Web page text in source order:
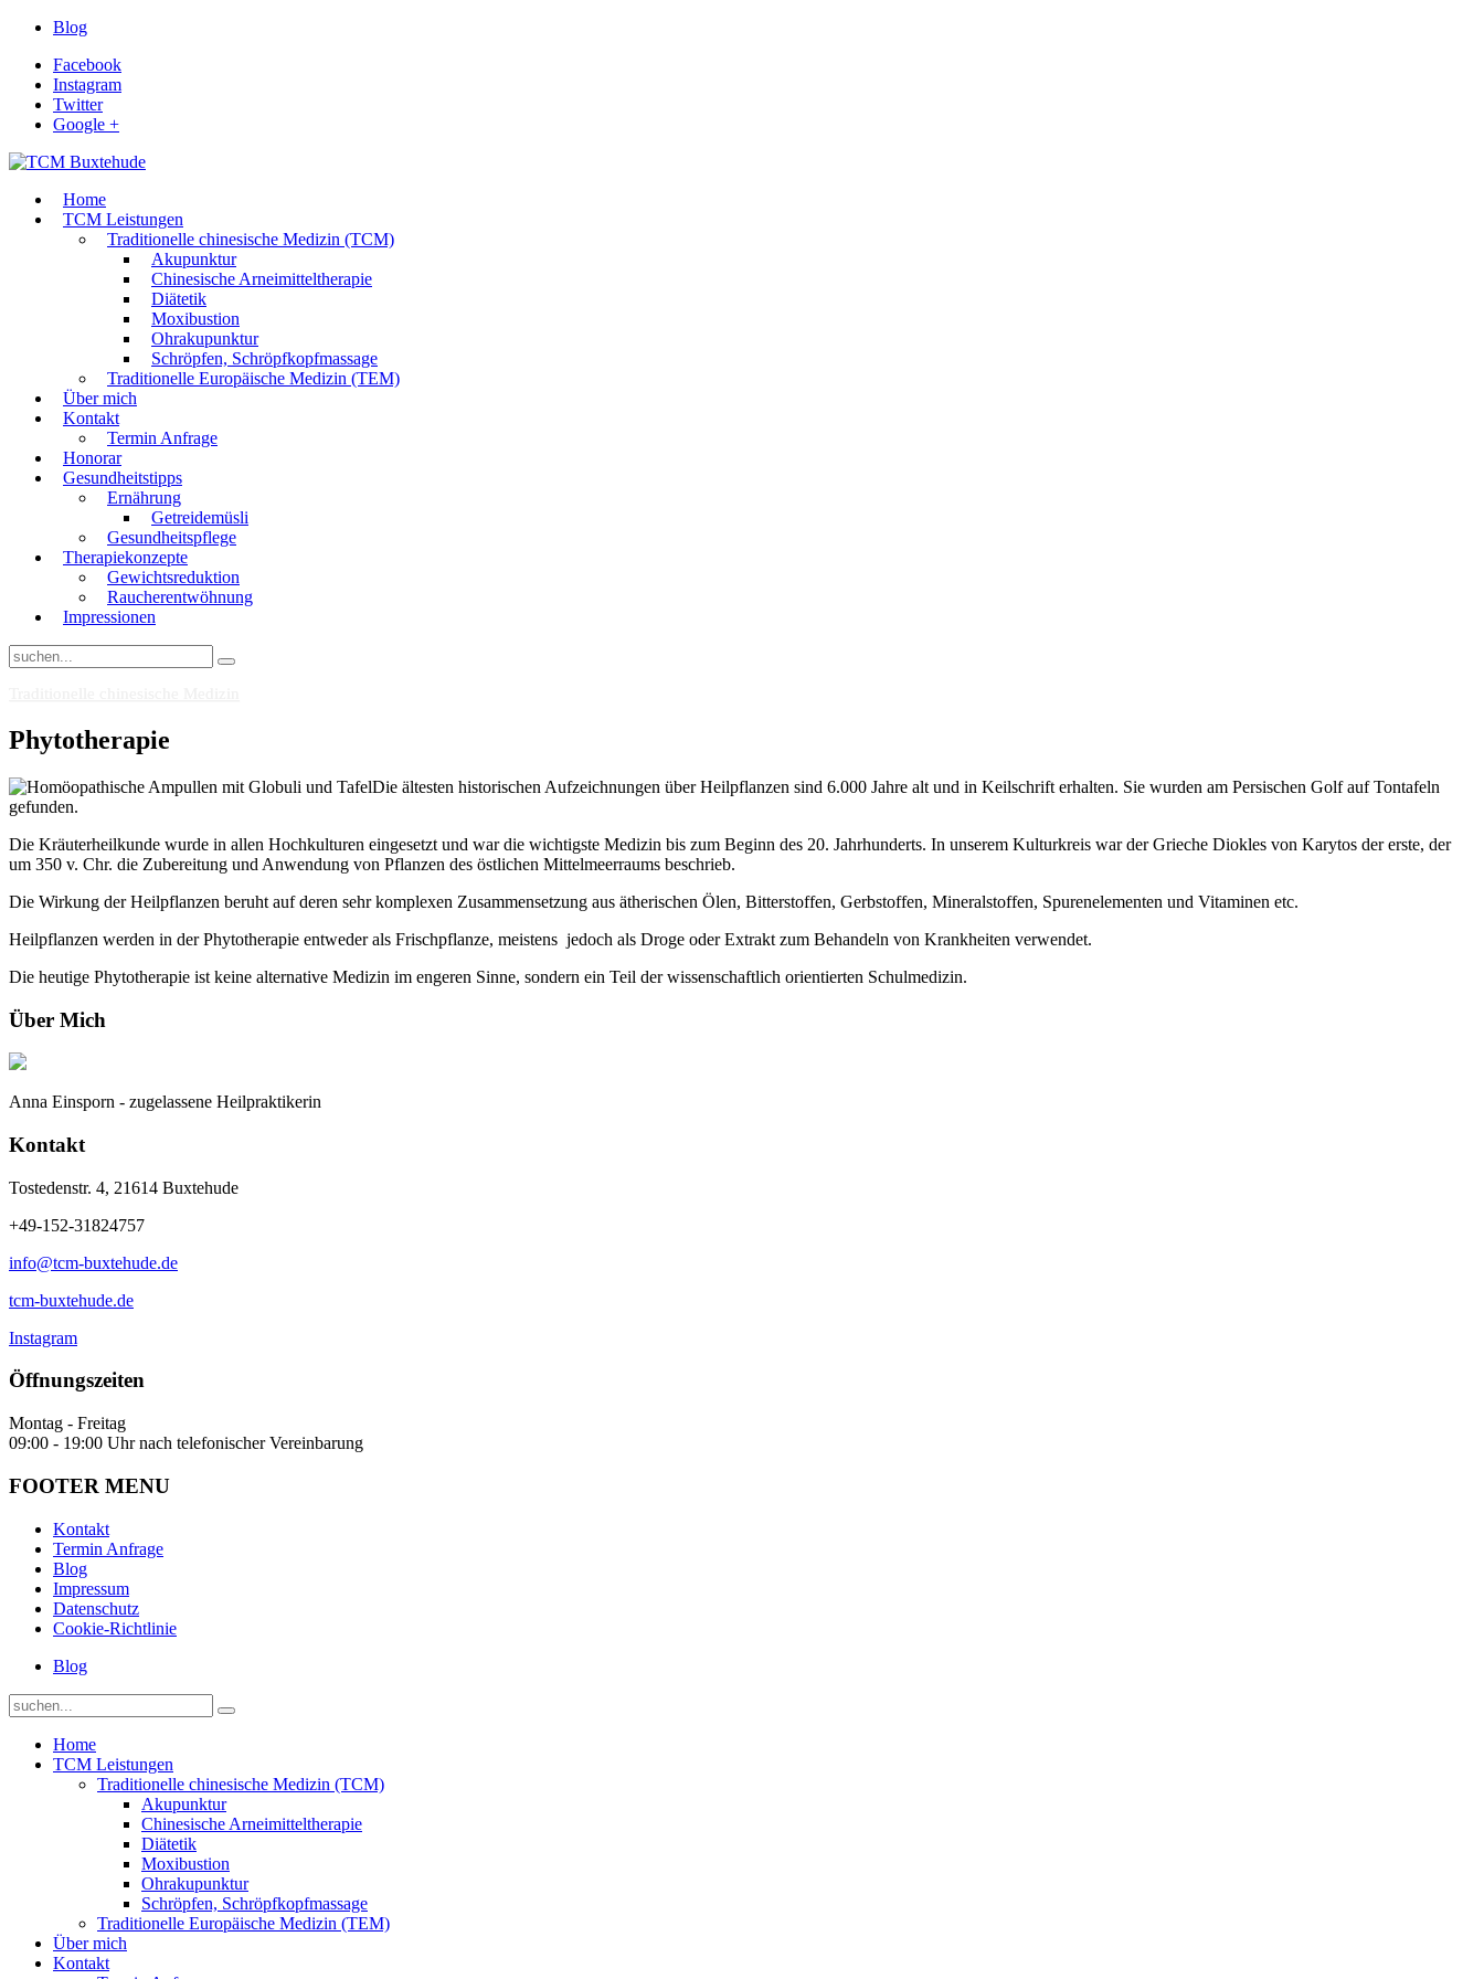
Blog
Facebook
Instagram
Twitter
Google +
Home
TCM Leistungen
Traditionelle chinesische Medizin (TCM)
Akupunktur
Chinesische Arneimitteltherapie
Diätetik
Moxibustion
Ohrakupunktur
Schröpfen, Schröpfkopfmassage
Traditionelle Europäische Medizin (TEM)
Über mich
Kontakt
Termin Anfrage
Honorar
Gesundheitstipps
Ernährung
Getreidemüsli
Gesundheitspflege
Therapiekonzepte
Gewichtsreduktion
Raucherentwöhnung
Impressionen
Phytotherapie
Die ältesten historischen Aufzeichnungen über Heilpflanzen sind 6.000 Jahre alt und in Keilschrift erhalten. Sie wurden am Persischen Golf auf Tontafeln
gefunden.
Die Kräuterheilkunde wurde in allen Hochkulturen eingesetzt und war die wichtigste Medizin bis zum Beginn des 20. Jahrhunderts. In unserem Kulturkreis war der Grieche Diokles von Karytos der erste, der
um 350 v. Chr. die Zubereitung und Anwendung von Pflanzen des östlichen Mittelmeerraums beschrieb.
Die Wirkung der Heilpflanzen beruht auf deren sehr komplexen Zusammensetzung aus ätherischen Ölen, Bitterstoffen, Gerbstoffen, Mineralstoffen, Spurenelementen und Vitaminen etc.
Heilpflanzen werden in der Phytotherapie entweder als Frischpflanze, meistens jedoch als Droge oder Extrakt zum Behandeln von Krankheiten verwendet.
Die heutige Phytotherapie ist keine alternative Medizin im engeren Sinne, sondern ein Teil der wissenschaftlich orientierten Schulmedizin.
Über Mich
Anna Einsporn - zugelassene Heilpraktikerin
Kontakt
Tostedenstr. 4, 21614 Buxtehude
+49-152-31824757
info@tcm-buxtehude.de
tcm-buxtehude.de
Instagram
Öffnungszeiten
Montag - Freitag
09:00 - 19:00 Uhr nach telefonischer Vereinbarung
FOOTER MENU
Kontakt
Termin Anfrage
Blog
Impressum
Datenschutz
Cookie-Richtlinie
Blog
Home
TCM Leistungen
Traditionelle chinesische Medizin (TCM)
Akupunktur
Chinesische Arneimitteltherapie
Diätetik
Moxibustion
Ohrakupunktur
Schröpfen, Schröpfkopfmassage
Traditionelle Europäische Medizin (TEM)
Über mich
Kontakt